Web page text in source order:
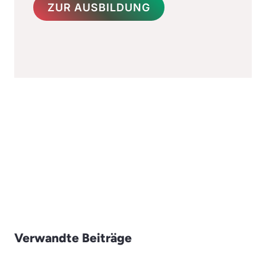
ZUR AUSBILDUNG
Verwandte Beiträge